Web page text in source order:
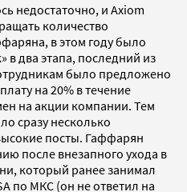
недостаточно, и Axiom
количество
в этом году было
в два этапа, последний из
было предложено
на 20% в течение
на акции компании. Тем
сразу несколько
посты. Гаффарян
после внезапного ухода в
который ранее занимал
по МКС (он не ответил на